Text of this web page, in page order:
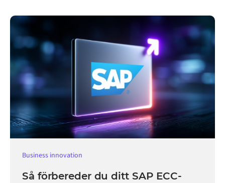
Business innovation
Så förbereder du ditt SAP ECC-